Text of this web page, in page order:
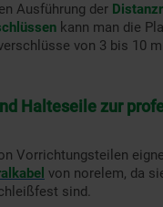
Ausführung der
kann man die
von 3 bis 10
Halteseile zur
Vorrichtungsteilen
von norelem, da
sind.